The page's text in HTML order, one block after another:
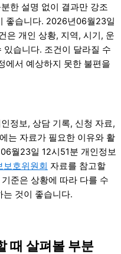
한 설명 없이 결과만 강조
좋습니다. 2026년06월23일
은 개인 상황, 지역, 시기, 운
습니다. 조건이 달라질 수
에서 예상하지 못한 불편을
정보, 상담 기록, 신청 자료,
는 자료가 필요한 이유와 활
월23일 12시51분 개인정보
보호위원회 자료를 참고할
준은 상황에 따라 다를 수
는 것이 좋습니다.
때 살펴볼 부분